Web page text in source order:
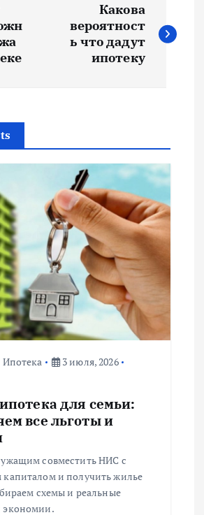
Какова
вероятност
ь что дадут
ипотеку
Ипотека
3 июля, 2026
для семьи:
все льготы и
совместить НИС с
и получить жилье
схемы и реальные
экономии.